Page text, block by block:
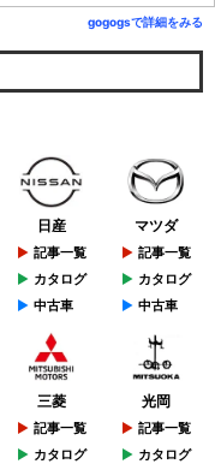
gogogsで詳細をみる
日産
記事一覧
カタログ
中古車
マツダ
記事一覧
カタログ
中古車
三菱
記事一覧
カタログ
光岡
記事一覧
カタログ